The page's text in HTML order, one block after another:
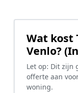
Wat kost
Venlo?
Let op: Dit zijn
offerte aan
woning.